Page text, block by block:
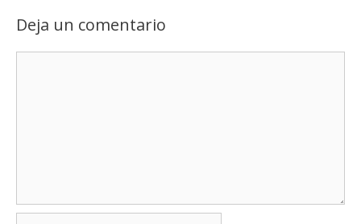
Deja un comentario